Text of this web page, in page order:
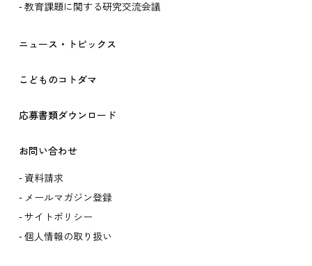
教育課題に関する研究交流会議
ニュース・トピックス
こどものコトダマ
応募書類ダウンロード
お問い合わせ
資料請求
メールマガジン登録
サイトポリシー
個人情報の取り扱い